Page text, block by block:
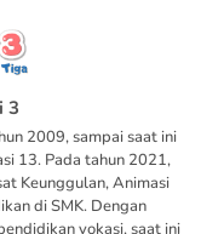
3
2009, sampai saat ini
13. Pada tahun 2021,
Keunggulan, Animasi
di SMK. Dengan